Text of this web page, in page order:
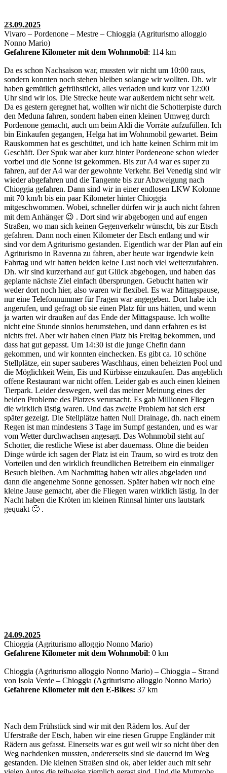
23.09.2025
Vivaro – Pordenone – Mestre – Chioggia (Agriturismo alloggio
Nonno Mario)
Gefahrene Kilometer mit dem Wohnmobil: 114 km
Da es schon Nachsaison war, mussten wir nicht um 10:00 raus,
sondern konnten noch stehen bleiben solange wir wollten. Dh. wir
haben gemütlich gefrühstückt, alles verladen und kurz vor 12:00
Uhr sind wir los. Die Strecke heute war außerdem nicht sehr weit.
Da es gestern geregnet hat, wollten wir nicht die Schotterpiste durch
den Meduna fahren, sondern haben einen kleinen Umweg durch
Pordenone gemacht, auch um beim Aldi die Vorräte aufzufüllen. Ich
bin Einkaufen gegangen, Helga hat im Wohnmobil gewartet. Beim
Rauskommen hat es geschüttet, und ich hatte keinen Schirm mit im
Geschäft. Der Spuk war aber kurz hinter Pordeneone schon wieder
vorbei und die Sonne ist gekommen. Bis zur A4 war es super zu
fahren, auf der A4 war der gewohnte Verkehr. Bei Venedig sind wir
wieder abgefahren und die Tangente bis zur Abzweigung nach
Chioggia gefahren. Dann sind wir in einer endlosen LKW Kolonne
mit 70 km/h bis ein paar Kilometer hinter Chioggia
mitgeschwommen. Wobei, schneller dürfen wir ja auch nicht fahren
mit dem Anhänger 😉 . Dort sind wir abgebogen und auf engen
Straßen, wo man sich keinen Gegenverkehr wünscht, bis zur Etsch
gefahren. Dann noch einen Kilometer der Etsch entlang und wir
sind vor dem Agriturismo gestanden. Eigentlich war der Plan auf ein
Agriturismo in Ravenna zu fahren, aber heute war irgendwie kein
Fahrtag und wir hatten beiden keine Lust noch viel weiterzufahren.
Dh. wir sind kurzerhand auf gut Glück abgebogen, und haben das
geplante nächste Ziel einfach übersprungen. Gebucht hatten wir
weder dort noch hier, also waren wir flexibel. Es war Mittagspause,
nur eine Telefonnummer für Fragen war angegeben. Dort habe ich
angerufen, und gefragt ob sie einen Platz für uns hätten, und wenn
ja warten wir draußen auf das Ende der Mittagspause. Ich wollte
nicht eine Stunde sinnlos herumstehen, und dann erfahren es ist
nichts frei. Aber wir haben einen Platz bis Freitag bekommen, und
dass hat gut gepasst. Um 14:30 ist die junge Chefin dann
gekommen, und wir konnten einchecken. Es gibt ca. 10 schöne
Stellplätze, ein super sauberes Waschhaus, einen beheizten Pool und
die Möglichkeit Wein, Eis und Kürbisse einzukaufen. Das angeblich
offene Restaurant war nicht offen. Leider gab es auch einen kleinen
Tierpark. Leider deswegen, weil das meiner Meinung eines der
beiden Probleme des Platzes verursacht. Es gab Millionen Fliegen
die wirklich lästig waren. Und das zweite Problem hat sich erst
später gezeigt. Die Stellplätze hatten Null Drainage, dh. nach einem
Regen ist man mindestens 3 Tage im Sumpf gestanden, und es war
vom Wetter durchwachsen angesagt. Das Wohnmobil steht auf
Schotter, die restliche Wiese ist aber dauernass. Ohne die beiden
Dinge würde ich sagen der Platz ist ein Traum, so wird es trotz den
Vorteilen und den wirklich freundlichen Betreibern ein einmaliger
Besuch bleiben. Am Nachmittag haben wir alles abgeladen und
dann die angenehme Sonne genossen. Später haben wir noch eine
kleine Jause gemacht, aber die Fliegen waren wirklich lästig. In der
Nacht haben die Kröten im kleinen Rinnsal hinter uns lautstark
gequakt 🙂 .
24.09.2025
Chioggia (Agriturismo alloggio Nonno Mario)
Gefahrene Kilometer mit dem Wohnmobil: 0 km
Chioggia (Agriturismo alloggio Nonno Mario) – Chioggia – Strand
von Isola Verde – Chioggia (Agriturismo alloggio Nonno Mario)
Gefahrene Kilometer mit den E-Bikes: 37 km
Nach dem Frühstück sind wir mit den Rädern los. Auf der
Uferstraße der Etsch, haben wir eine riesen Gruppe Engländer mit
Rädern aus gefasst. Einerseits war es gut weil wir so nicht über den
Weg nachdenken mussten, andererseits sind sie dauernd im Weg
gestanden. Die kleinen Straßen sind ok, aber leider auch mit sehr